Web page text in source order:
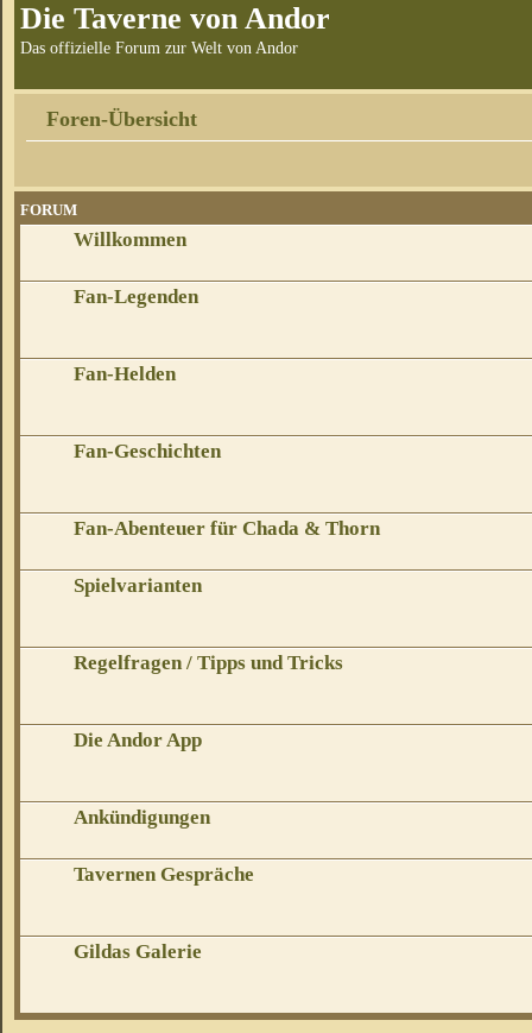
Die Taverne von Andor
Das offizielle Forum zur Welt von Andor
Foren-Übersicht
FORUM
Willkommen
Fan-Legenden
Fan-Helden
Fan-Geschichten
Fan-Abenteuer für Chada & Thorn
Spielvarianten
Regelfragen / Tipps und Tricks
Die Andor App
Ankündigungen
Tavernen Gespräche
Gildas Galerie